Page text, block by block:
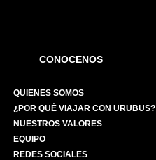
CONOCENOS
QUIENES SOMOS
¿POR QUÉ VIAJAR CON URUBUS?
NUESTROS VALORES
EQUIPO
REDES SOCIALES